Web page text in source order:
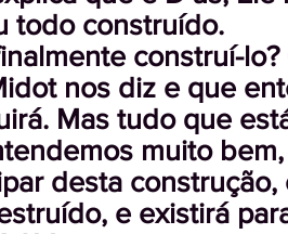
todo construído.
construí-
nos diz e que
Mas tudo que
muito
desta
e existirá